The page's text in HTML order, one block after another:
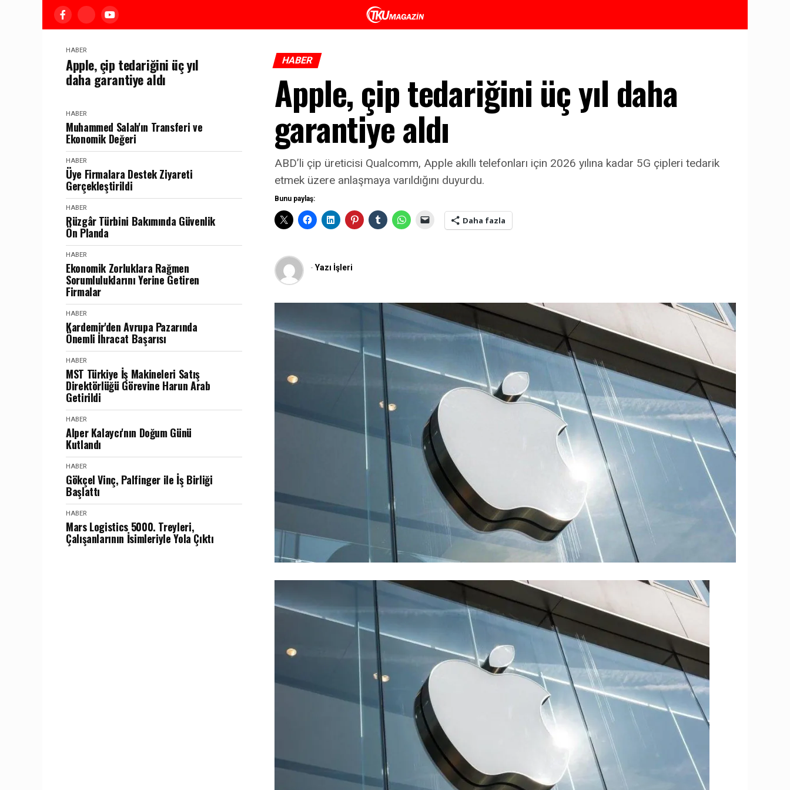
HABER
Apple, çip tedariğini üç yıl
daha garantiye aldı
HABER
Muhammed Salah'ın Transferi ve
Ekonomik Değeri
HABER
Üye Firmalara Destek Ziyareti
Gerçekleştirildi
HABER
Rüzgâr Türbini Bakımında Güvenlik
Ön Planda
HABER
Ekonomik Zorluklara Rağmen
Sorumluluklarını Yerine Getiren
Firmalar
HABER
Kardemir'den Avrupa Pazarında
Önemli İhracat Başarısı
HABER
MST Türkiye İş Makineleri Satış
Direktörlüğü Görevine Harun Arab
Getirildi
HABER
Alper Kalaycı'nın Doğum Günü
Kutlandı
HABER
Gökçel Vinç, Palfinger ile İş Birliği
Başlattı
HABER
Mars Logistics 5000. Treyleri,
Çalışanlarının İsimleriyle Yola Çıktı
HABER
Apple, çip tedariğini üç yıl daha
garantiye aldı
ABD’li çip üreticisi Qualcomm, Apple akıllı telefonları için 2026 yılına kadar 5G çipleri tedarik
etmek üzere anlaşmaya varıldığını duyurdu.
Bunu paylaş:
Daha fazla
- Yazı İşleri